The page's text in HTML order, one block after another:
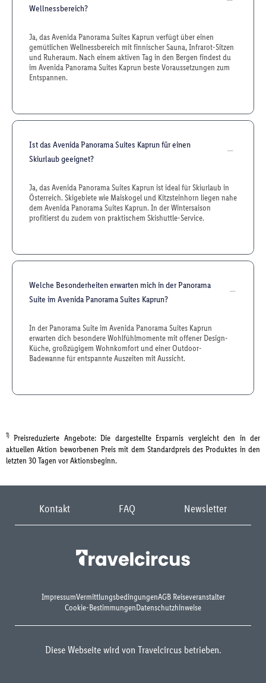
Wellnessbereich?
Ja, das Avenida Panorama Suites Kaprun verfügt über einen
gemütlichen Wellnessbereich mit finnischer Sauna, Infrarot-Sitzen
und Ruheraum. Nach einem aktiven Tag in den Bergen findest du
im Avenida Panorama Suites Kaprun beste Voraussetzungen zum
Entspannen.
Ist das Avenida Panorama Suites Kaprun für einen
Skiurlaub geeignet?
Ja, das Avenida Panorama Suites Kaprun ist ideal für Skiurlaub in
Österreich. Skigebiete wie Maiskogel und Kitzsteinhorn liegen nahe
dem Avenida Panorama Suites Kaprun. In der Wintersaison
profitierst du zudem von praktischem Skishuttle-Service.
Welche Besonderheiten erwarten mich in der Panorama
Suite im Avenida Panorama Suites Kaprun?
In der Panorama Suite im Avenida Panorama Suites Kaprun
erwarten dich besondere Wohlfühlmomente mit offener Design-
Küche, großzügigem Wohnkomfort und einer Outdoor-
Badewanne für entspannte Auszeiten mit Aussicht.
1) Preisreduzierte Angebote: Die dargestellte Ersparnis vergleicht den in der
aktuellen Aktion beworbenen Preis mit dem Standardpreis des Produktes in den
letzten 30 Tagen vor Aktionsbeginn.
Kontakt FAQ Newsletter
ImpressumVermittlungsbedingungenAGB Reiseveranstalter
Cookie-BestimmungenDatenschutzhinweise
Diese Webseite wird von Travelcircus betrieben.